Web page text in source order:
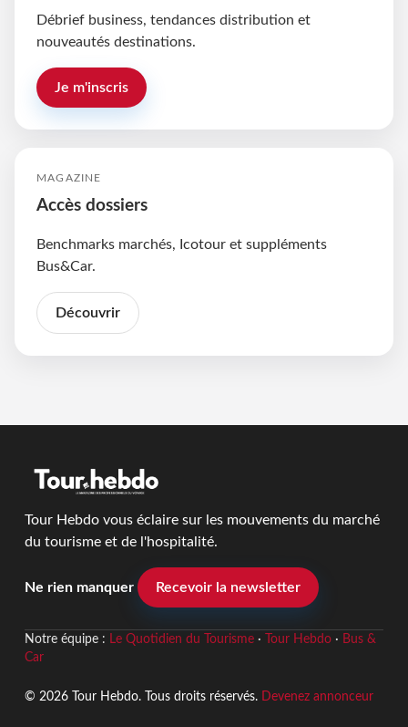
Débrief business, tendances distribution et
nouveautés destinations.
Je m'inscris
MAGAZINE
Accès dossiers
Benchmarks marchés, Icotour et suppléments
Bus&Car.
Découvrir
Tour Hebdo vous éclaire sur les mouvements du marché
du tourisme et de l'hospitalité.
Ne rien manquer Recevoir la newsletter
Notre équipe : Le Quotidien du Tourisme· Tour Hebdo· Bus &
Car
© 2026 Tour Hebdo. Tous droits réservés. Devenez annonceur